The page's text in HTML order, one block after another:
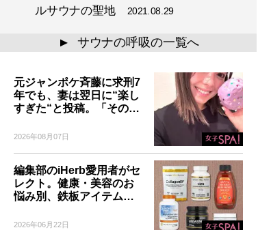
ルサウナの聖地 2021.08.29
▲ サウナの呼吸の一覧へ
元ジャンポケ斉藤に求刑7
年でも、妻は翌日に“楽し
すぎた“と投稿。「その…
2026年08月07日
編集部のiHerb愛用者がセ
レクト。健康・美容のお
悩み別、鉄板アイテム…
2026年06月22日